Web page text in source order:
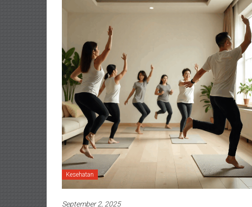
Kesehatan
September 2, 2025